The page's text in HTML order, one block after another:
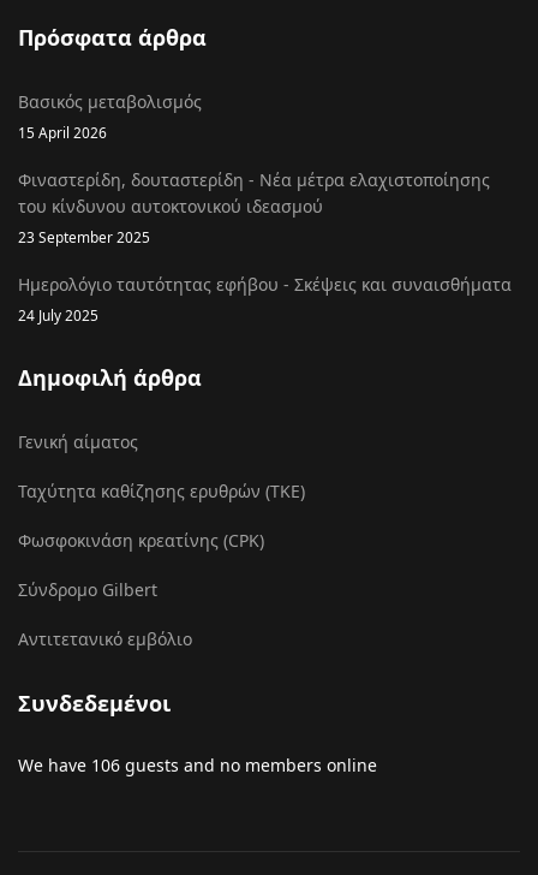
Πρόσφατα άρθρα
Βασικός μεταβολισμός
15 April 2026
Φιναστερίδη, δουταστερίδη - Νέα μέτρα ελαχιστοποίησης
του κίνδυνου αυτοκτονικού ιδεασμού
23 September 2025
Ημερολόγιο ταυτότητας εφήβου - Σκέψεις και συναισθήματα
24 July 2025
Δημοφιλή άρθρα
Γενική αίματος
Ταχύτητα καθίζησης ερυθρών (ΤΚΕ)
Φωσφοκινάση κρεατίνης (CPK)
Σύνδρομο Gilbert
Αντιτετανικό εμβόλιο
Συνδεδεμένοι
We have 106 guests and no members online